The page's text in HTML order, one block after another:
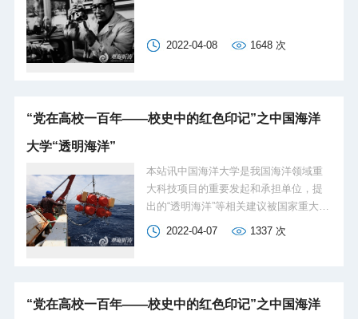
学校始终拥护党的领导，听党话，跟党
2022-04-08 1648次
“党在高校一百年——校史中的红色印记”之中国海洋
大学“透明海洋”
本站讯中国海洋大学是我国海洋领域重
大科技项目的重要发起和承担单位，提
出的“透明海洋”等相关建议被国家重大科
技计划采纳。西太平洋—南海—印度洋
是关乎国家资源、环境、气候和国防安
候及资源的变化，实现海洋状态透明、
2022-04-07 1337次
“党在高校一百年——校史中的红色印记”之中国海洋